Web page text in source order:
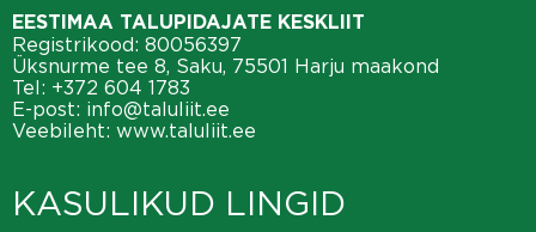
EESTIMAA TALUPIDAJATE KESKLIIT
Registrikood: 80056397
Üksnurme tee 8, Saku, 75501 Harju maakond
Tel: +372 604 1783
E-post: info@taluliit.ee
Veebileht: www.taluliit.ee
KASULIKUD LINGID